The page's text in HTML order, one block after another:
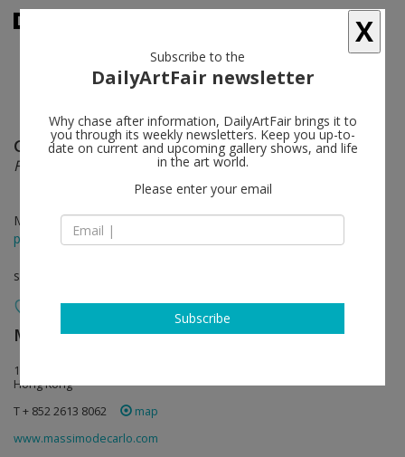
Günther Förg follow
Förg
May 27 - Sep 03, 2016
press release
solo show
MASSIMODECARLO follow
12 Pedder Street - 3F Pedder Building
Hong Kong
T + 852 2613 8062
map
www.massimodecarlo.com
X
Subscribe to the
DailyArtFair newsletter
Why chase after information, DailyArtFair brings it to
you through its weekly newsletters. Keep you up-to-
date on current and upcoming gallery shows, and life
in the art world.
Please enter your email
Subscribe